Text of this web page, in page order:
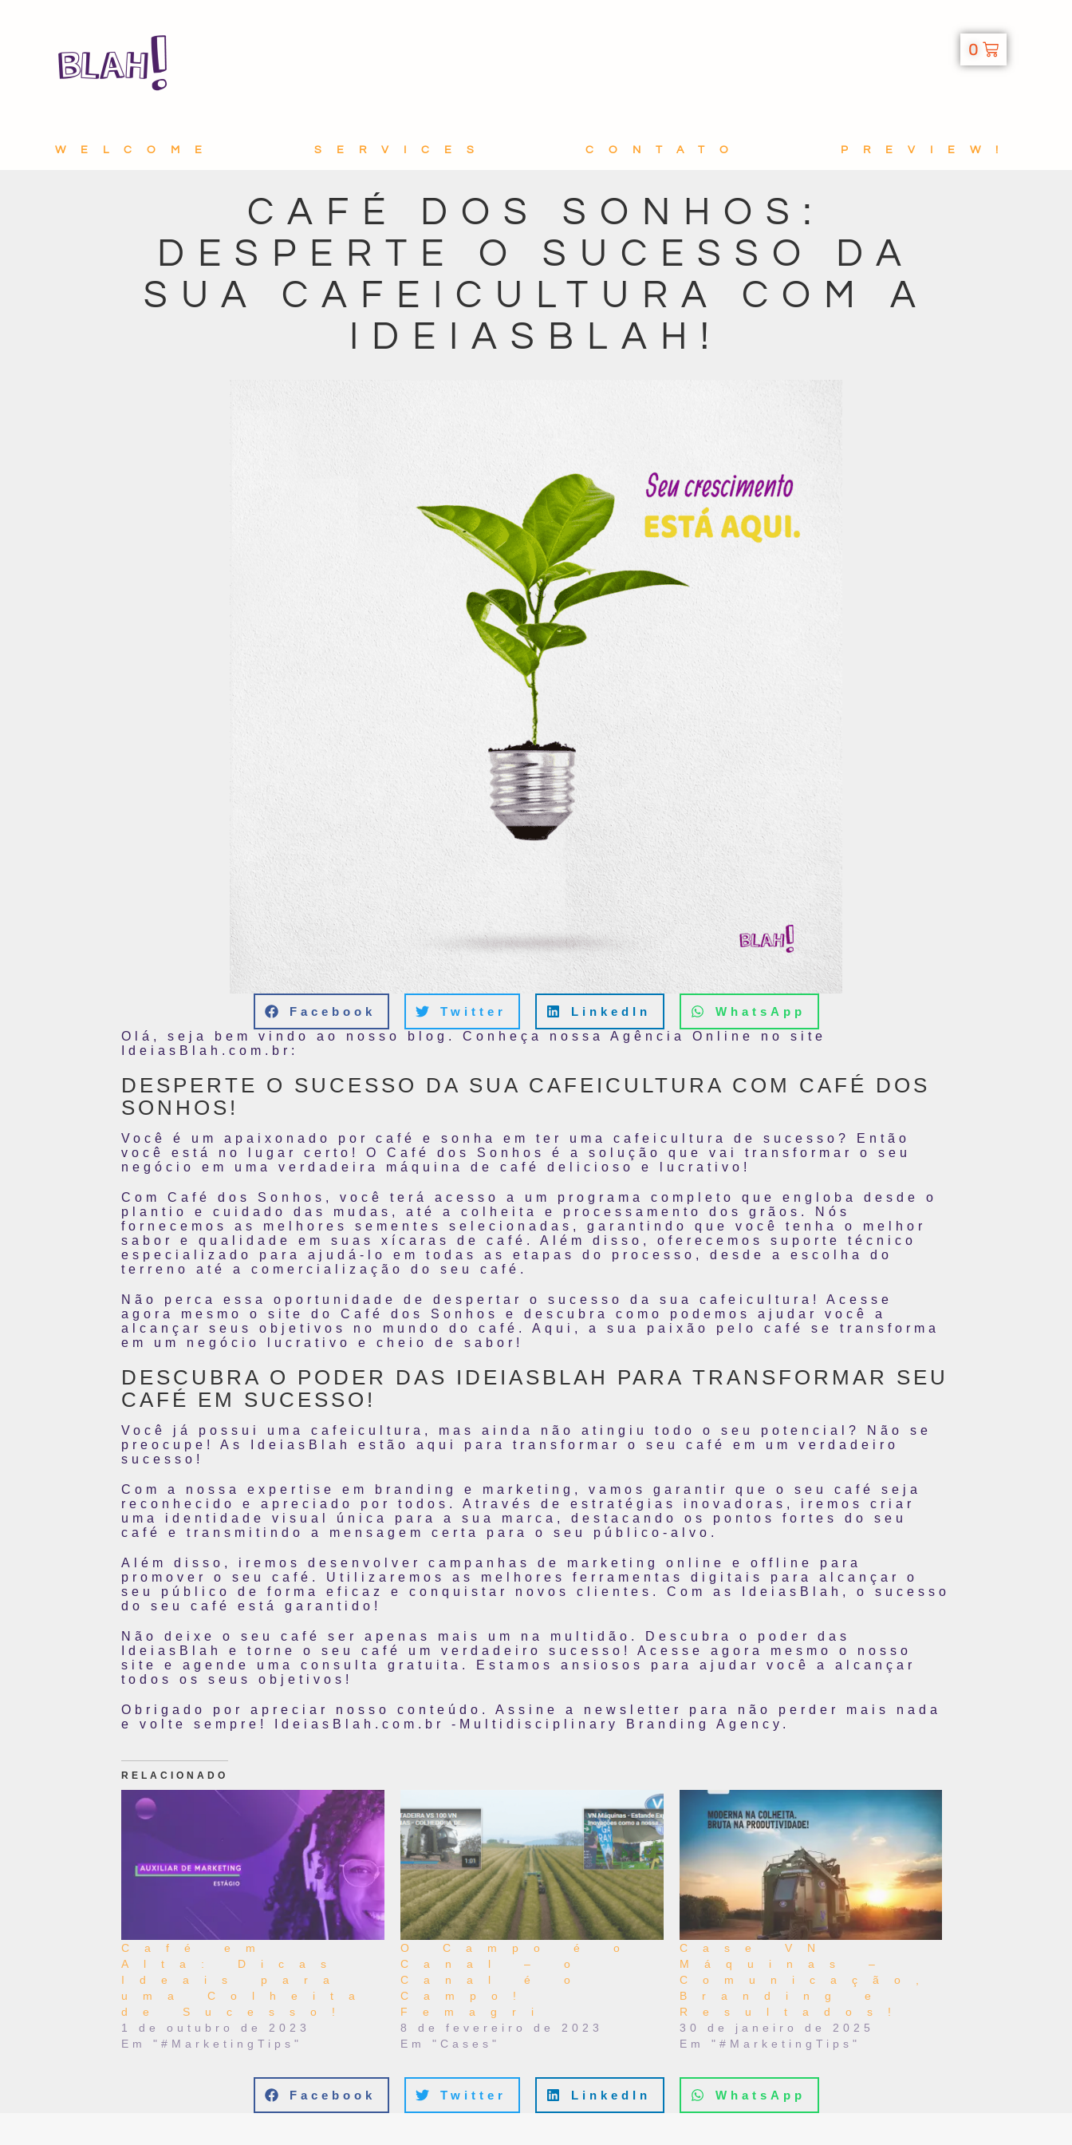
0
WELCOME SERVICES CONTATO PREVIEW!
CAFÉ DOS SONHOS:
DESPERTE O SUCESSO DA
SUA CAFEICULTURA COM A
IDEIASBLAH!
Facebook Twitter LinkedIn
WhatsApp
Olá, seja bem vindo ao nosso blog. Conheça nossa Agência Online no site
IdeiasBlah.com.br:
DESPERTE O SUCESSO DA SUA CAFEICULTURA COM CAFÉ DOS
SONHOS!
Você é um apaixonado por café e sonha em ter uma cafeicultura de sucesso? Então
você está no lugar certo! O Café dos Sonhos é a solução que vai transformar o seu
negócio em uma verdadeira máquina de café delicioso e lucrativo!
Com Café dos Sonhos, você terá acesso a um programa completo que engloba desde o
plantio e cuidado das mudas, até a colheita e processamento dos grãos. Nós
fornecemos as melhores sementes selecionadas, garantindo que você tenha o melhor
sabor e qualidade em suas xícaras de café. Além disso, oferecemos suporte técnico
especializado para ajudá-lo em todas as etapas do processo, desde a escolha do
terreno até a comercialização do seu café.
Não perca essa oportunidade de despertar o sucesso da sua cafeicultura! Acesse
agora mesmo o site do Café dos Sonhos e descubra como podemos ajudar você a
alcançar seus objetivos no mundo do café. Aqui, a sua paixão pelo café se transforma
em um negócio lucrativo e cheio de sabor!
DESCUBRA O PODER DAS IDEIASBLAH PARA TRANSFORMAR SEU
CAFÉ EM SUCESSO!
Você já possui uma cafeicultura, mas ainda não atingiu todo o seu potencial? Não se
preocupe! As IdeiasBlah estão aqui para transformar o seu café em um verdadeiro
sucesso!
Com a nossa expertise em branding e marketing, vamos garantir que o seu café seja
reconhecido e apreciado por todos. Através de estratégias inovadoras, iremos criar
uma identidade visual única para a sua marca, destacando os pontos fortes do seu
café e transmitindo a mensagem certa para o seu público-alvo.
Além disso, iremos desenvolver campanhas de marketing online e offline para
promover o seu café. Utilizaremos as melhores ferramentas digitais para alcançar o
seu público de forma eficaz e conquistar novos clientes. Com as IdeiasBlah, o sucesso
do seu café está garantido!
Não deixe o seu café ser apenas mais um na multidão. Descubra o poder das
IdeiasBlah e torne o seu café um verdadeiro sucesso! Acesse agora mesmo o nosso
site e agende uma consulta gratuita. Estamos ansiosos para ajudar você a alcançar
todos os seus objetivos!
Obrigado por apreciar nosso conteúdo. Assine a newsletter para não perder mais nada
e volte sempre! IdeiasBlah.com.br -Multidisciplinary Branding Agency.
RELACIONADO
Café em
Alta: Dicas
Ideais para
uma Colheita
de Sucesso!
1 de outubro de 2023
Em "#MarketingTips"
O Campo é o
Canal – o
Canal é o
Campo!
Femagri
8 de fevereiro de 2023
Em "Cases"
Case VN
Máquinas –
Comunicação,
Branding e
Resultados!
30 de janeiro de 2025
Em "#MarketingTips"
Facebook Twitter LinkedIn WhatsApp